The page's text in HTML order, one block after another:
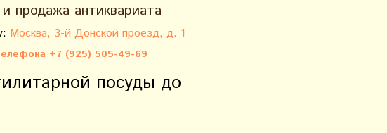
продажа антиквариата
Москва, 3-й Донской проезд, д. 1
+7 (925) 505-49-69
посуды до